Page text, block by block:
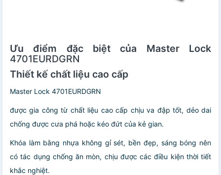
Ưu điểm đặc biệt của Master Lock
4701EURDGRN
Thiết kế chất liệu cao cấp
Master Lock 4701EURDGRN
được gia công từ chất liệu cao cấp chịu va đập tốt, dẻo dai
chống được cưa phá hoặc kéo đứt của kẻ gian.
Khóa làm bằng nhựa không gỉ sét, bền đẹp, sáng bóng nên
có tác dụng chống ăn mòn, chịu được các điều kiện thời tiết
khắc nghiệt.